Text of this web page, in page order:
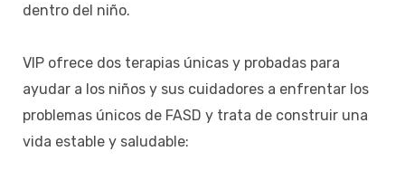
dentro del niño.
VIP ofrece dos terapias únicas y probadas para
ayudar a los niños y sus cuidadores a enfrentar los
problemas únicos de FASD y trata de construir una
vida estable y saludable: